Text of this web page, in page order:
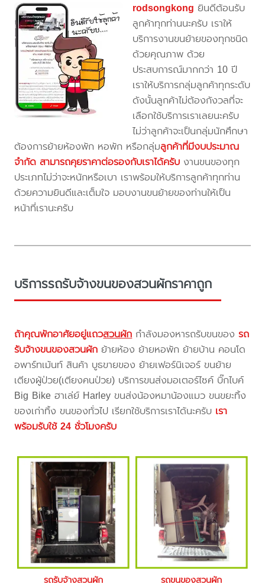
rodsongkong ยินดีต้อนรับ
ลูกค้าทุกท่านนะครับ เราให้
บริการงานขนย้ายของทุกชนิด
ด้วยคุณภาพ ด้วย
ประสบการณ์มากกว่า 10 ปี
เราให้บริการกลุ่มลูกค้าทุกระดับ
ดังนั้นลูกค้าไม่ต้องกังวลที่จะ
เลือกใช้บริการเราเลยนะครับ
ไม่ว่าลูกค้าจะเป็นกลุ่มนักศึกษา
ต้องการย้ายห้องพัก หอพัก หรือกลุ่มลูกค้าที่มีงบประมาณ
จำกัด สามารถคุยราคาต่อรองกับเราได้ครับ งานขนของทุก
ประเภทไม่ว่าจะหนักหรือเบา เราพร้อมให้บริการลูกค้าทุกท่าน
ด้วยความยินดีและเต็มใจ มอบงานขนย้ายของท่านให้เป็น
หน้าที่เรานะครับ
บริการรถรับจ้างขนของสวนผักราคาถูก
ถ้าคุณพักอาศัยอยู่แถวสวนผัก กำลังมองหารถรับขนของรถ
รับจ้างขนของสวนผัก ย้ายห้อง ย้ายหอพัก ย้ายบ้าน คอนโด
อพาร์ทเม้นท์ สินค้า บูธขายของ ย้ายเฟอร์นิเจอร์ ขนย้าย
เตียงผู้ป่วย(เตียงคนป่วย) บริการขนส่งมอเตอร์ไซค์ บิ๊กไบค์
Big Bike ฮาเล่ย์ Harley ขนส่งน้องหมาน้องแมว ขนขยะทิ้ง
ของเก่าทิ้ง ขนของทั่วไป เรียกใช้บริการเราได้นะครับ เรา
พร้อมรับใช้ 24 ชั่วโมงครับ
รถรับจ้างสวนผัก รถขนของสวนผัก